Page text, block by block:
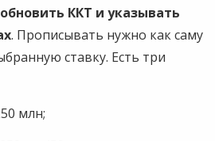
ККТ и указывать
. Прописывать нужно как саму
ставку. Есть три
млн;